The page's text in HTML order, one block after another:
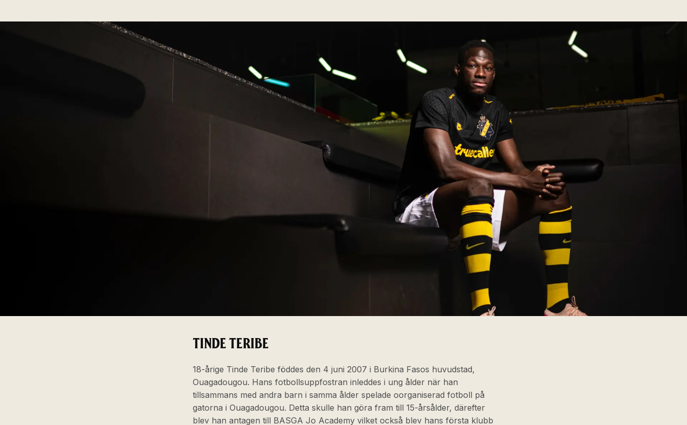
TINDE TERIBE
18-årige Tinde Teribe föddes den 4 juni 2007 i Burkina Fasos huvudstad,
Ouagadougou. Hans fotbollsuppfostran inleddes i ung ålder när han
tillsammans med andra barn i samma ålder spelade oorganiserad fotboll på
gatorna i Ouagadougou. Detta skulle han göra fram till 15-årsålder, därefter
blev han antagen till BASGA Jo Academy vilket också blev hans första klubb